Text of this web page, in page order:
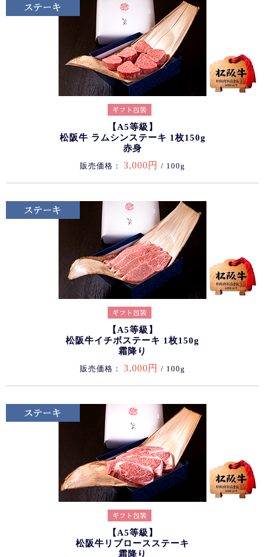
【A5等級】
松阪牛 ラムシンステーキ 1枚150g
赤身
販売価格： 3,000円 / 100g
【A5等級】
松阪牛イチボステーキ 1枚150g
霜降り
販売価格： 3,000円 / 100g
【A5等級】
松阪牛リブロースステーキ
霜降り